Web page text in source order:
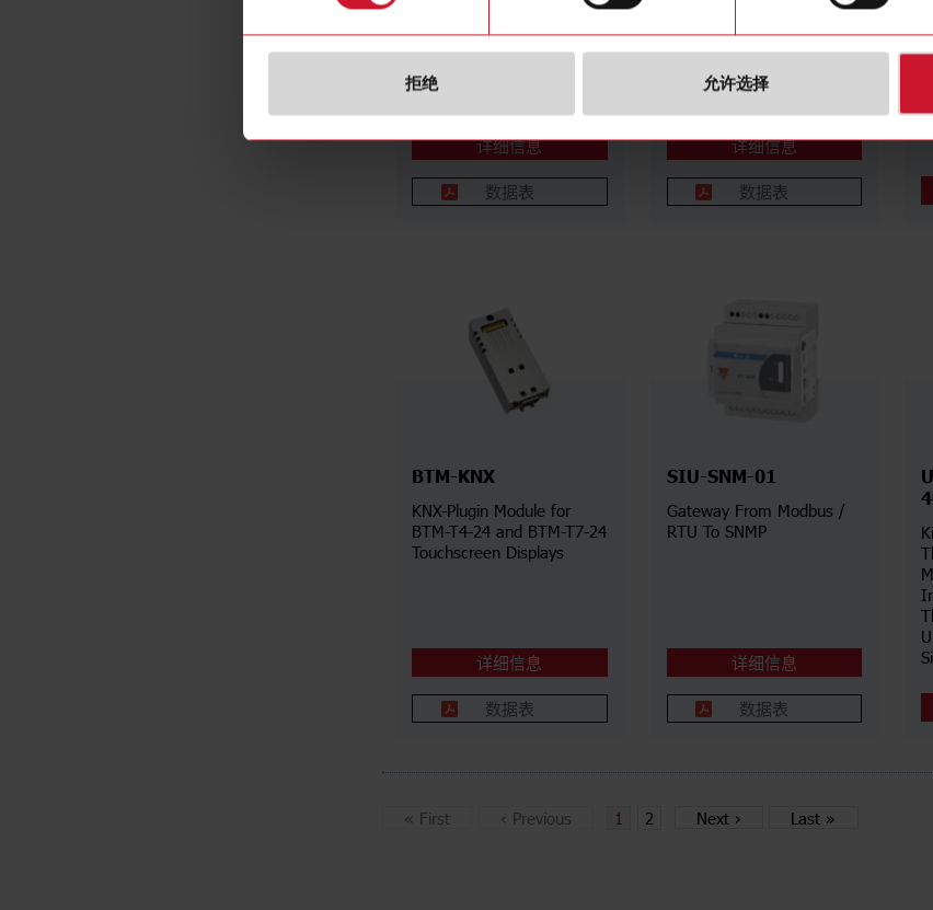
拒绝 允许选择
Gateway From M-Bus To
Modbus TCP/IP; Up To
160 Connected M-Bus
Devices
详细信息
数据表
Bus/Wbus To Modbus
TCP/IP
详细信息
数据表
BTM-KNX
KNX-Plugin Module for
BTM-T4-24 and BTM-T7-24
Touchscreen Displays
详细信息
数据表
SIU-SNM-01
Gateway From Modbus /
RTU To SNMP
详细信息
数据表
« First ‹ Previous 1 2 Next › Last »